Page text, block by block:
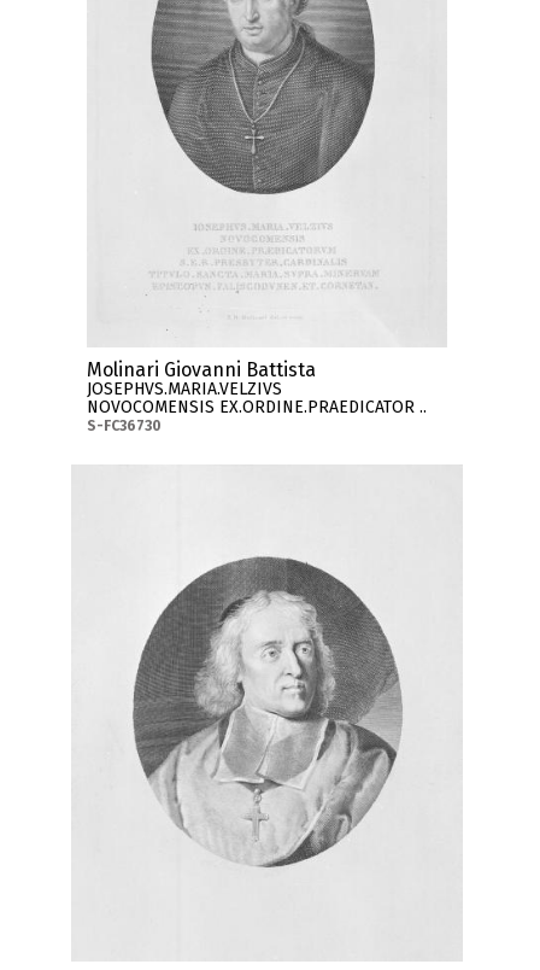
Molinari Giovanni Battista
JOSEPHVS.MARIA.VELZIVS
NOVOCOMENSIS EX.ORDINE.PRAEDICATOR ..
S-FC36730